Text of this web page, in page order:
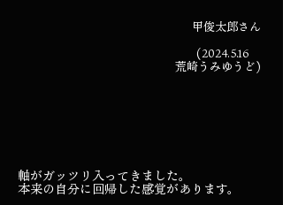
甲俊太郎さん
(2024.5.16
荒崎うみゆうど)
軸がガッツリ入ってきました。
本来の自分に回帰した感覚があります。